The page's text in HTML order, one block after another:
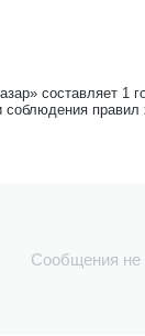
составляет
правил
Сообщения не